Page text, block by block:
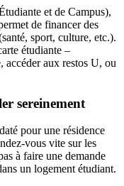
et de Campus),
de financer des
sport, culture, etc.).
étudiante –
accéder aux restos U, ou
sereinement
pour une résidence
vous vite sur les
à faire une demande
un logement étudiant.